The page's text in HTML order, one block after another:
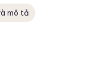
mô tả